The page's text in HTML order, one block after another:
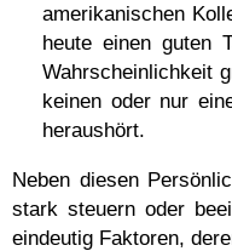
amerikanischen
heute einen guten
Wahrscheinlichkeit
keinen oder nur
heraushört.
Neben diesen
stark steuern oder
eindeutig Faktoren,